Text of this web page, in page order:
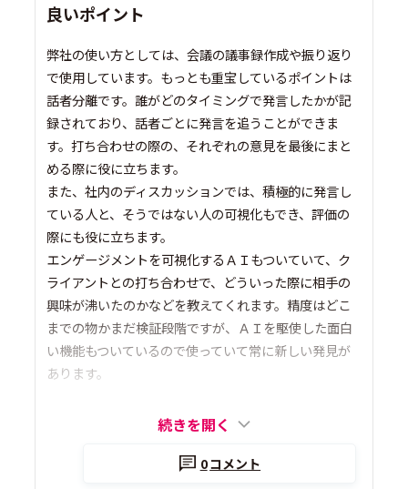
良いポイント
弊社の使い方としては、会議の議事録作成や振り返り
で使用しています。もっとも重宝しているポイントは
話者分離です。誰がどのタイミングで発言したかが記
録されており、話者ごとに発言を追うことができま
す。打ち合わせの際の、それぞれの意見を最後にまと
める際に役に立ちます。
また、社内のディスカッションでは、積極的に発言し
ている人と、そうではない人の可視化もでき、評価の
際にも役に立ちます。
エンゲージメントを可視化するＡＩもついていて、ク
ライアントとの打ち合わせで、どういった際に相手の
興味が沸いたのかなどを教えてくれます。精度はどこ
までの物かまだ検証段階ですが、ＡＩを駆使した面白
い機能もついているので使っていて常に新しい発見が
あります。
続きを開く
0コメント